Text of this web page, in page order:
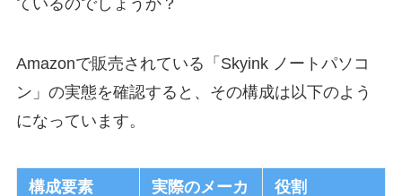
Amazonで販売されている「Skyink ノートパソコ
ン」の実態を確認すると、その構成は以下のよう
になっています。
構成要素 実際のメーカ 役割